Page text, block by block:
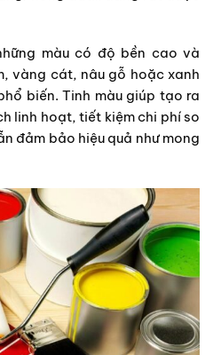
màu có độ bền cao và
vàng cát, nâu gỗ hoặc xanh
biến. Tinh màu giúp tạo ra
linh hoạt, tiết kiệm chi phí so
đảm bảo hiệu quả như mong